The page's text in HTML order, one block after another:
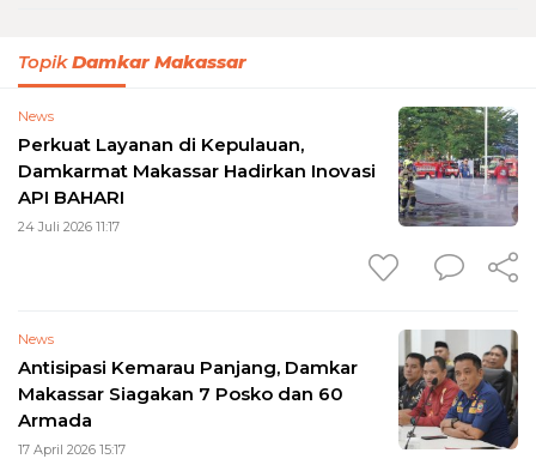
TopikDamkar Makassar
News
Perkuat Layanan di Kepulauan,
Damkarmat Makassar Hadirkan Inovasi
API BAHARI
24 Juli 2026 11:17
News
Antisipasi Kemarau Panjang, Damkar
Makassar Siagakan 7 Posko dan 60
Armada
17 April 2026 15:17